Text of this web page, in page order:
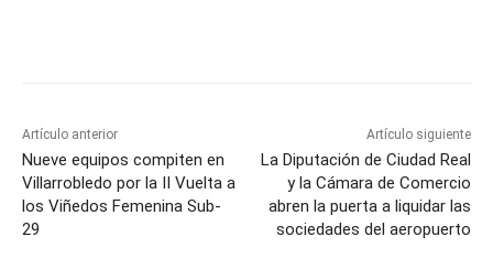
Artículo anterior
Nueve equipos compiten en
Villarrobledo por la II Vuelta a
los Viñedos Femenina Sub-
29
Artículo siguiente
La Diputación de Ciudad Real
y la Cámara de Comercio
abren la puerta a liquidar las
sociedades del aeropuerto